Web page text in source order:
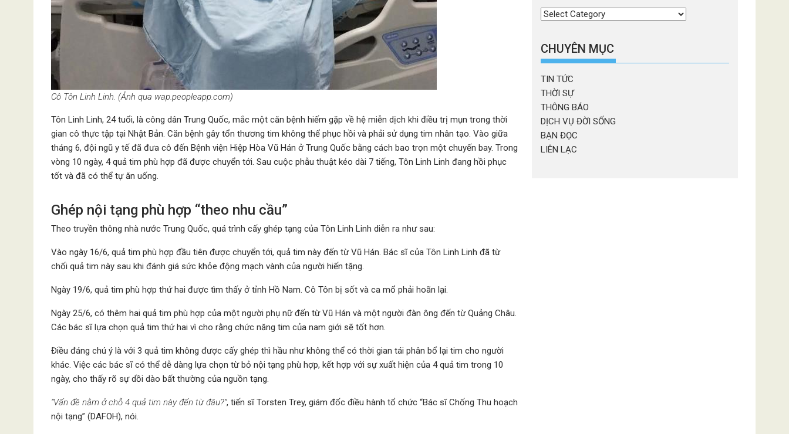
Cô Tôn Linh Linh. (Ảnh qua wap.peopleapp.com)
Tôn Linh Linh, 24 tuổi, là công dân Trung Quốc, mắc một căn bệnh hiếm gặp về hệ miễn dịch khi điều trị mụn trong thời
gian cô thực tập tại Nhật Bản. Căn bệnh gây tổn thương tim không thể phục hồi và phải sử dụng tim nhân tạo. Vào giữa
tháng 6, đội ngũ y tế đã đưa cô đến Bệnh viện Hiệp Hòa Vũ Hán ở Trung Quốc bằng cách bao trọn một chuyến bay. Trong
vòng 10 ngày, 4 quả tim phù hợp đã được chuyển tới. Sau cuộc phẫu thuật kéo dài 7 tiếng, Tôn Linh Linh đang hồi phục
tốt và đã có thể tự ăn uống.
Ghép nội tạng phù hợp “theo nhu cầu”
Theo truyền thông nhà nước Trung Quốc, quá trình cấy ghép tạng của Tôn Linh Linh diễn ra như sau:
Vào ngày 16/6, quả tim phù hợp đầu tiên được chuyển tới, quả tim này đến từ Vũ Hán. Bác sĩ của Tôn Linh Linh đã từ
chối quả tim này sau khi đánh giá sức khỏe động mạch vành của người hiến tặng.
Ngày 19/6, quả tim phù hợp thứ hai được tìm thấy ở tỉnh Hồ Nam. Cô Tôn bị sốt và ca mổ phải hoãn lại.
Ngày 25/6, có thêm hai quả tim phù hợp của một người phụ nữ đến từ Vũ Hán và một người đàn ông đến từ Quảng Châu.
Các bác sĩ lựa chọn quả tim thứ hai vì cho rằng chức năng tim của nam giới sẽ tốt hơn.
Điều đáng chú ý là với 3 quả tim không được cấy ghép thì hầu như không thể có thời gian tái phân bổ lại tim cho người
khác. Việc các bác sĩ có thể dễ dàng lựa chọn từ bỏ nội tạng phù hợp, kết hợp với sự xuất hiện của 4 quả tim trong 10
ngày, cho thấy rõ sự dồi dào bất thường của nguồn tạng.
“Vấn đề nằm ở chỗ 4 quả tim này đến từ đâu?”, tiến sĩ Torsten Trey, giám đốc điều hành tổ chức “Bác sĩ Chống Thu hoạch
nội tạng” (DAFOH), nói.
Chọn
mục
CHUYÊN MỤC
TIN TỨC
THỜI SỰ
THÔNG BÁO
DỊCH VỤ ĐỜI SỐNG
BẠN ĐỌC
LIÊN LẠC